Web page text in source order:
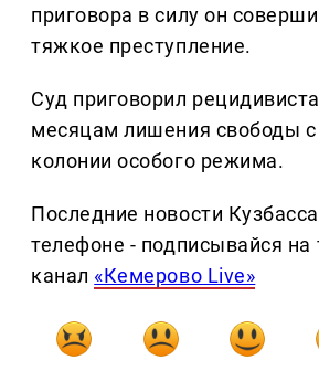
приговора в силу он
тяжкое преступление.
Суд приговорил
месяцам лишения свободы
колонии особого режима.
Последние новости
телефоне - подписывайся на
канал «Кемерово Live»